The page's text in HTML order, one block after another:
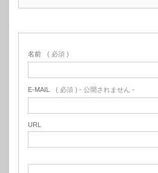
名前 ( 必須 )
E-MAIL ( 必須 ) - 公開されません -
URL